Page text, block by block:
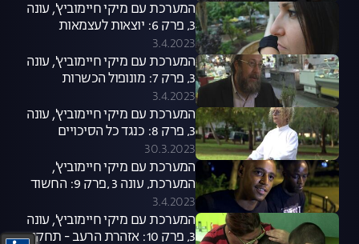
המערכת עם מיקי חיימוביץ', עונה
3, פרק 6: יוצאות לעצמאות
3.4.2023
המערכת עם מיקי חיימוביץ', עונה
3, פרק 7: מונופול הכשרות
3.4.2023
המערכת עם מיקי חיימוביץ', עונה
3, פרק 8: כנגד כל הסיכויים
30.3.2023
המערכת עם מיקי חיימוביץ',
המערכת, עונה 3 ,פרק 9: החשוד
המיידי
3.4.2023
המערכת עם מיקי חיימוביץ', עונה
3, פרק 10: אזהרת הרעב - תחקיר